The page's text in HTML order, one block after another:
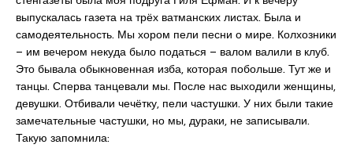
выпускалась газета на трёх ватманских листах. Была и
самодеятельность. Мы хором пели песни о мире. Колхозники
– им вечером некуда было податься – валом валили в клуб.
Это бывала обыкновенная изба, которая побольше. Тут же и
танцы. Сперва танцевали мы. После нас выходили женщины,
девушки. Отбивали чечётку, пели частушки. У них были такие
замечательные частушки, но мы, дураки, не записывали.
Такую запомнила: